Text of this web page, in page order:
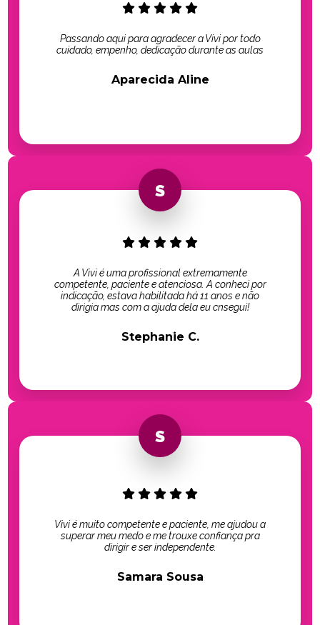
Passando aqui para agradecer a Vivi por todo
cuidado, empenho, dedicação durante as aulas
Aparecida Aline
A Vivi é uma profissional extremamente
competente, paciente e atenciosa. A conheci por
indicação, estava habilitada há 11 anos e não
dirigia mas com a ajuda dela eu cnsegui!
Stephanie C.
Vivi é muito competente e paciente, me ajudou a
superar meu medo e me trouxe confiança pra
dirigir e ser independente.
Samara Sousa